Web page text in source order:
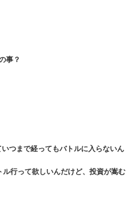
事？
つまで経ってもバトルに入らないん
行って欲しいんだけど、投資が嵩む